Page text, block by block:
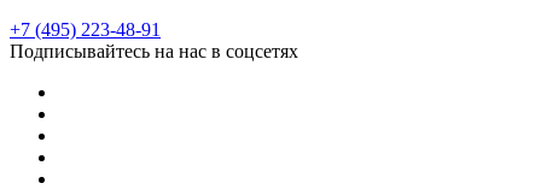
+7 (495) 223-48-91
Подписывайтесь на нас в соцсетях